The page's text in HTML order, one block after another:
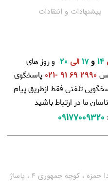
پیشنهادات و انتقادات
و17 الی
و روز های
2990 69 91 -021
پاسخگوی
تلفنی فقط ازطریق پیام
ما در ارتباط باشید
09177009320
بندر گناوه ، بین چهارراه توپ و ناخدا حمزه ، کوچه جمهوری 4 ، پاساژ